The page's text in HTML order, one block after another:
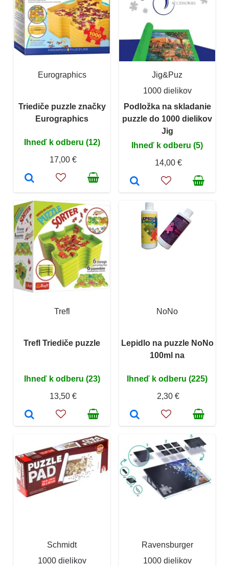
Eurographics
Triediče puzzle značky
Eurographics
Ihneď k odberu (12)
17,00 €
Jig&Puz
1000 dielikov
Podložka na skladanie
puzzle do 1000 dielikov
Jig
Ihneď k odberu (5)
14,00 €
Trefl
Trefl Triediče puzzle
Ihneď k odberu (23)
13,50 €
NoNo
Lepidlo na puzzle NoNo
100ml na
Ihneď k odberu (225)
2,30 €
Schmidt
1000 dielikov
Ravensburger
1000 dielikov